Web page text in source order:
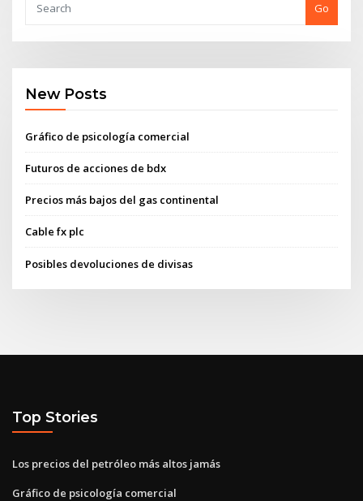
Go
New Posts
Gráfico de psicología comercial
Futuros de acciones de bdx
Precios más bajos del gas continental
Cable fx plc
Posibles devoluciones de divisas
Top Stories
Los precios del petróleo más altos jamás
Gráfico de psicología comercial